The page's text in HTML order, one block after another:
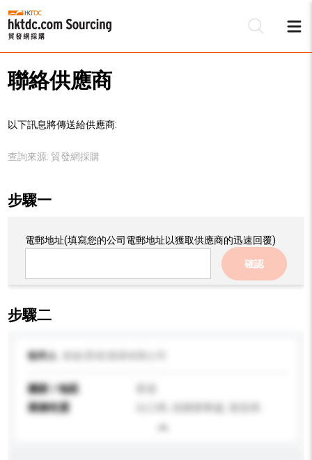
聯絡供應商
以下訊息將傳送給供應商:
查詢來源: 貿發網採購
步驟一
電郵地址(填寫您的公司電郵地址以獲取供應商的迅速回覆)
確認
步驟二
收件人
國家 / 地區
業務性質